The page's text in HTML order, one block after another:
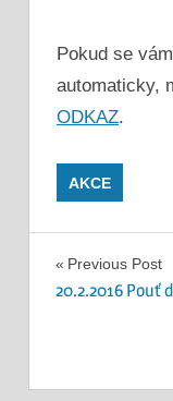
Pokud se
automaticky,
ODKAZ.
AKCE
Navigace
Previous Post
20.2.2016 Pouť